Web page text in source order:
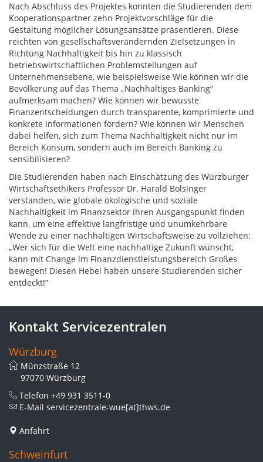
Nach Abschluss des Projektes konnten die Studierenden dem
Kooperationspartner zehn Projektvorschläge für die
Gestaltung möglicher Lösungsansätze präsentieren. Diese
reichten von gesellschaftsverändernden Zielsetzungen in
Richtung Nachhaltigkeit bis hin zu klassisch
betriebswirtschaftlichen Problemstellungen auf
Unternehmensebene, wie beispielsweise Wie können wir die
Bevölkerung auf das Thema „Nachhaltiges Banking“
aufmerksam machen? Wie können wir bewusste
Finanzentscheidungen durch transparente, komprimierte und
konkrete Informationen fördern? Wie können wir Menschen
dabei helfen, sich zum Thema Nachhaltigkeit nicht nur im
Bereich Konsum, sondern auch im Bereich Banking zu
sensibilisieren?
Die Studierenden haben nach Einschätzung des Würzburger
Wirtschaftsethikers Professor Dr. Harald Bolsinger
verstanden, wie globale ökologische und soziale
Nachhaltigkeit im Finanzsektor ihren Ausgangspunkt finden
kann, um eine effektive langfristige und unumkehrbare
Wende zu einer nachhaltigen Wirtschaftsweise zu vollziehen:
„Wer sich für die Welt eine nachhaltige Zukunft wünscht,
kann mit Change im Finanzdienstleistungsbereich Großes
bewegen! Diesen Hebel haben unsere Studierenden sicher
entdeckt!“
Kontakt Servicezentralen
Würzburg
Münzstraße 12
97070 Würzburg
Telefon +49 931 3511-0
E-Mail servicezentrale-wue[at]thws.de
Anfahrt
Schweinfurt